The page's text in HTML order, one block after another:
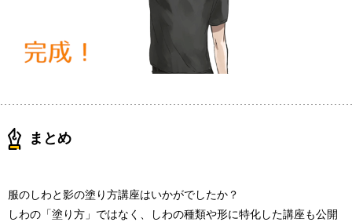
まとめ
服のしわと影の塗り方講座はいかがでしたか？
しわの「塗り方」ではなく、しわの種類や形に特化した講座も公開